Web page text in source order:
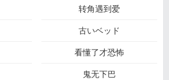
转角遇到爱
古いベッド
看懂了才恐怖
鬼无下巴